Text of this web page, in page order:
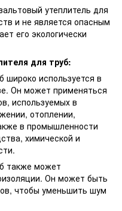
утеплитель для
и не является опасным
его экологически
для труб:
широко используется в
Он может применяться
используемых в
отоплении,
в промышленности
химической и
также может
Он может быть
чтобы уменьшить шум